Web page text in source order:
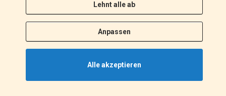
Lehnt alle ab
Anpassen
Alle akzeptieren
F
c
e
o
I
s
t
r